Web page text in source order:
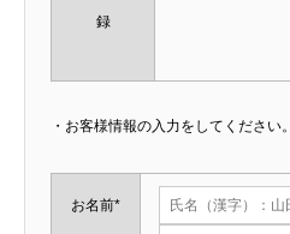
録
・お客様情報の入力をしてください。
お名前*